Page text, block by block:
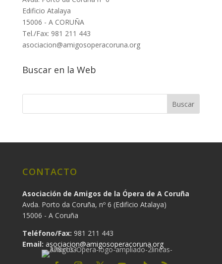
Edificio Atalaya
15006 - A CORUÑA
Tel./Fax: 981 211 443
asociacion@amigosoperacoruna.org
Buscar en la Web
CONTACTO
Asociación de Amigos de la Ópera de A Coruña
Avda. Porto da Coruña, nº 6 (Edificio Atalaya)
15006 - A Coruña
Teléfono/Fax: 981 211 443
Email: asociacion@amigosoperacoruna.org